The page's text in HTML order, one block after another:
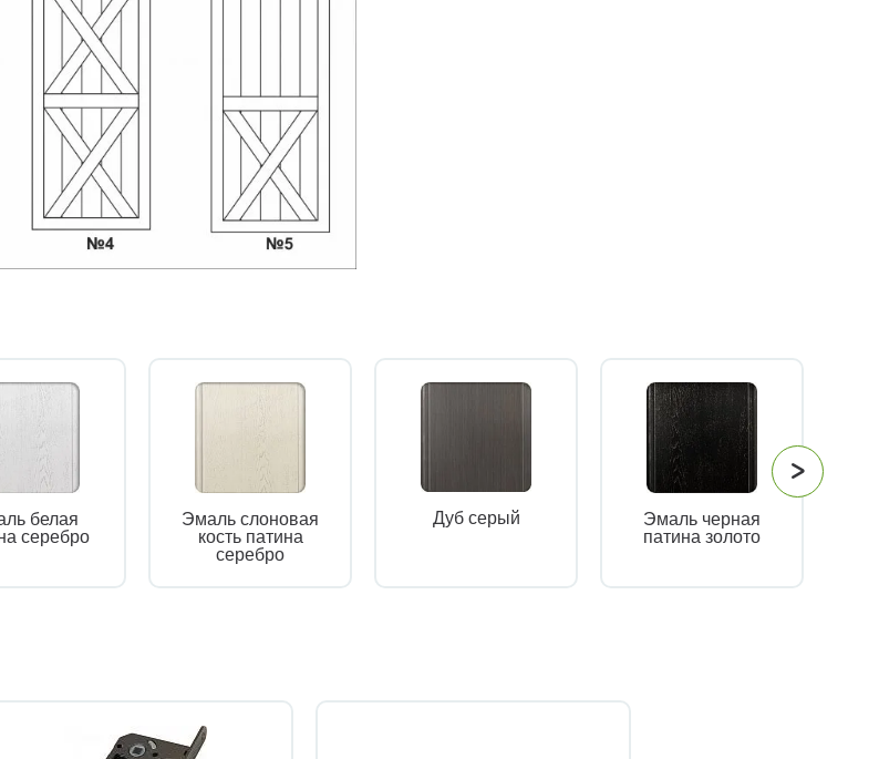
белая
серебро
Эмаль слоновая
кость патина
серебро
Дуб серый
Эмаль черная
патина золото